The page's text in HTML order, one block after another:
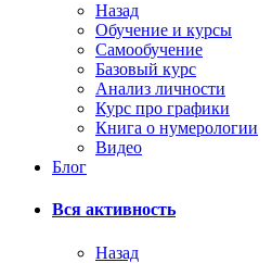
Назад
Обучение и курсы
Самообучение
Базовый курс
Анализ личности
Курс про графики
Книга о нумерологии
Видео
Блог
Вся активность
Назад